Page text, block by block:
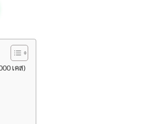
เคส)